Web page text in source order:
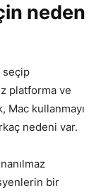
neden
seçip
platforma ve
Mac kullanmayı
nedeni var.
bir